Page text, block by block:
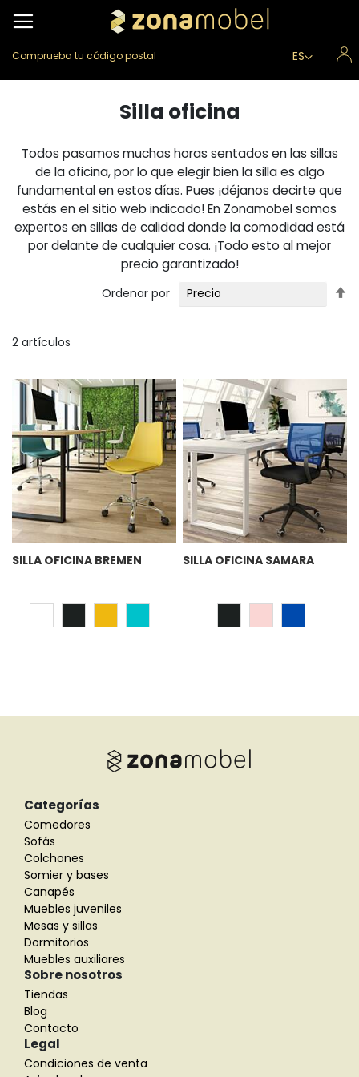
Comprueba tu código postal Lenguaje
ES
Silla oficina
Todos pasamos muchas horas sentados en las sillas
de la oficina, por lo que elegir bien la silla es algo
fundamental en estos días. Pues ¡déjanos decirte que
estás en el sitio web indicado! En Zonamobel somos
expertos en sillas de calidad donde la comodidad está
por delante de cualquier cosa. ¡Todo esto al mejor
precio garantizado!
2 artículos
Ordenar por
SILLA OFICINA BREMEN SILLA OFICINA SAMARA
Categorías
Comedores
Sofás
Colchones
Somier y bases
Canapés
Muebles juveniles
Mesas y sillas
Dormitorios
Muebles auxiliares
Sobre nosotros
Tiendas
Blog
Contacto
Legal
Condiciones de venta